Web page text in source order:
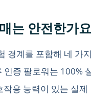
는 안전한가
경계를 포함해 네 가
인증 팔로워는 100%
용 능력이 있는 실